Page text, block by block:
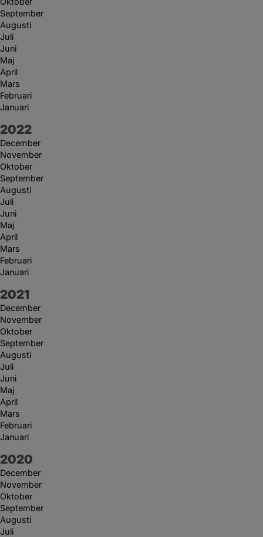
September
Augusti
Juli
Juni
Maj
April
Mars
Februari
Januari
År:
2022
December
November
Oktober
September
Augusti
Juli
Juni
Maj
April
Mars
Februari
Januari
År:
2021
December
November
Oktober
September
Augusti
Juli
Juni
Maj
April
Mars
Februari
Januari
År:
2020
December
November
Oktober
September
Augusti
Juli